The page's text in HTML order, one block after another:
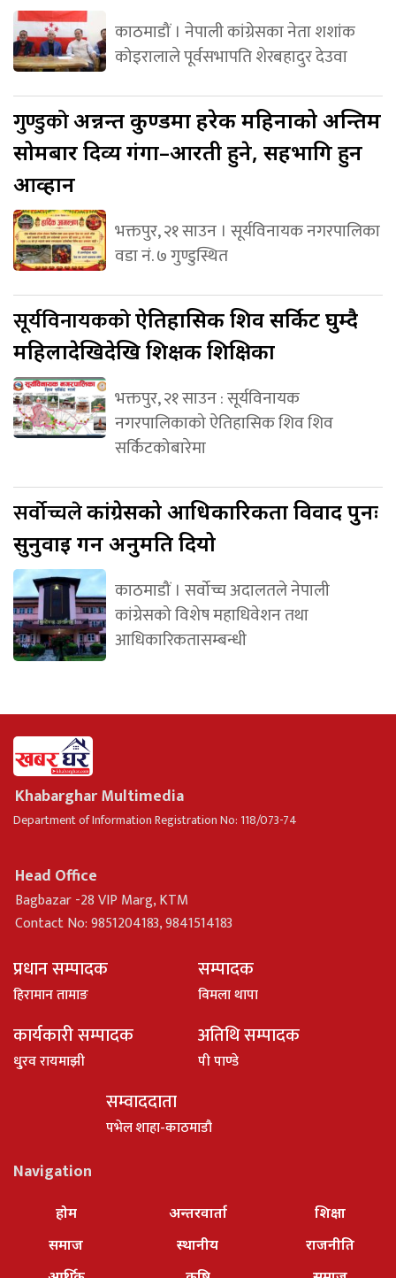
काठमाडौं । नेपाली कांग्रेसका नेता शशांक
कोइरालाले पूर्वसभापति शेरबहादुर देउवा
गुण्डुकोअन्नन्त कुण्डमा हरेक महिनाको अन्तिम
सोमबार दिव्य गंगा–आरती हुने, सहभागि हुन
आव्हान
भक्तपुर, २१ साउन । सूर्यविनायक नगरपालिका
वडा नं. ७ गुण्डुस्थित
सूर्यविनायककोऐतिहासिक शिव सर्किट घुम्दै
महिलादेखिदेखि शिक्षक शिक्षिका
भक्तपुर, २१ साउन : सूर्यविनायक
नगरपालिकाको ऐतिहासिक शिव शिव
सर्किटकोबारेमा
सर्वोच्चलेकांग्रेसको आधिकारिकता विवाद पुनः
सुनुवाइ गर्न अनुमति दियो
काठमाडौं । सर्वोच्च अदालतले नेपाली
कांग्रेसको विशेष महाधिवेशन तथा
आधिकारिकतासम्बन्धी
Khabarghar Multimedia
Department of Information Registration No: 118/073-74
Head Office
Bagbazar -28 VIP Marg, KTM
Contact No: 9851204183, 9841514183
प्रधान सम्पादक
हिरामान तामाङ
सम्पादक
विमला थापा
कार्यकारी सम्पादक
धु्रव रायमाझी
अतिथि सम्पादक
पी पाण्डे
सम्वाददाता
पभेल शाहा-काठमाडौ
Navigation
होम
समाज
अन्तरवार्ता
स्थानीय
शिक्षा
राजनीति